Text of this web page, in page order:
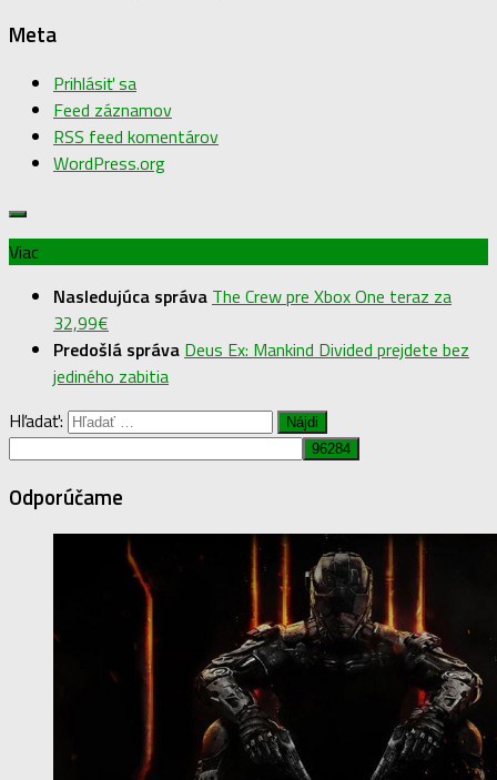
Meta
Prihlásiť sa
Feed záznamov
RSS feed komentárov
WordPress.org
Viac
Nasledujúca správa The Crew pre Xbox One teraz za
32,99€
Predošlá správa Deus Ex: Mankind Divided prejdete bez
jediného zabitia
Hľadať:
Odporúčame